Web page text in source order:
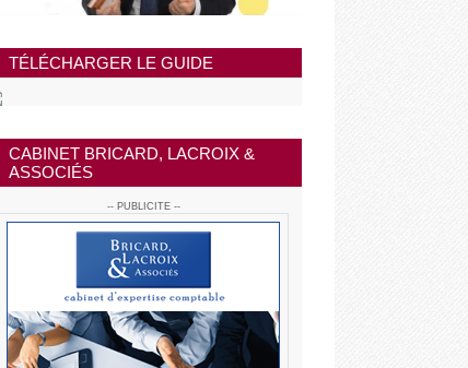
TÉLÉCHARGER LE GUIDE
CABINET BRICARD, LACROIX &
ASSOCIÉS
-- PUBLICITE --